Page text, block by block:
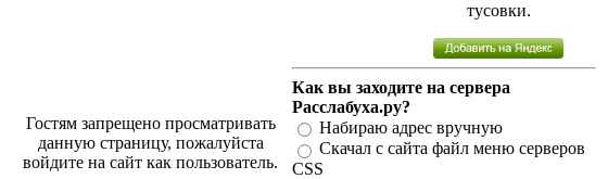
Гостям запрещено просматривать
данную страницу, пожалуйста
войдите на сайт как пользователь.
тусовки.
Как вы заходите на сервера
Расслабуха.ру?
Набираю адрес вручную
Скачал с сайта файл меню серверов
CSS